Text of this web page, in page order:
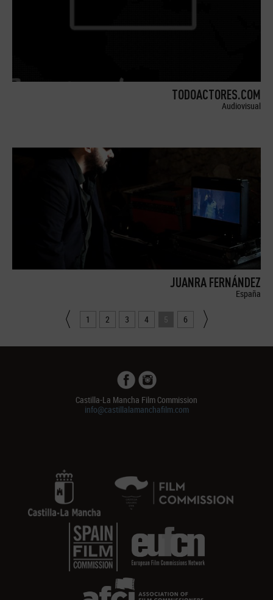
TODOACTORES.COM
Audiovisual
JUANRA FERNÁNDEZ
España
1 2 3 4 5 6
Castilla-La Mancha Film Commission
info@castillalamanchafilm.com